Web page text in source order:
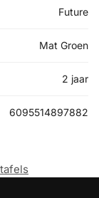
Future
Mat Groen
2 jaar
6095514897882